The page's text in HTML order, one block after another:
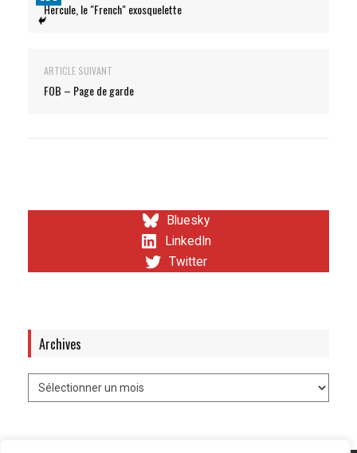
Hercule, le "French" exosquelette
ARTICLE SUIVANT
FOB – Page de garde
Bluesky
LinkedIn
Twitter
Archives